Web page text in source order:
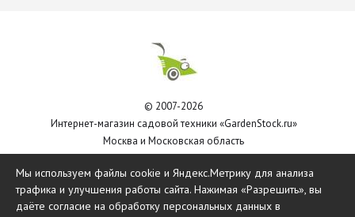
© 2007-2026
Интернет-магазин садовой техники «GardenStock.ru»
Москва и Московская область
Мы используем файлы cookie и Яндекс.Метрику для анализа
трафика и улучшения работы сайта. Нажимая «Разрешить», вы
даёте согласие на обработку персональных данных в